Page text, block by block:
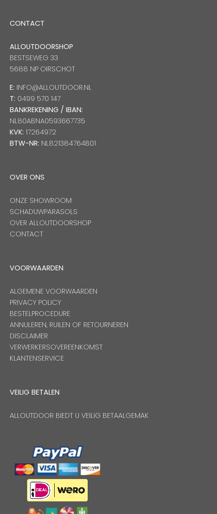
CONTACT
ALLOUTDOORSHOP
BESTSEWEG 33
5688 NP OIRSCHOT
E: INFO@ALLOUTDOOR.NL
T: 0499 570 147
BANKREKENING / IBAN:
NL80ABNA0593667735
KVK: 17264972
BTW-NR: NL821384764B01
OVER ONS
ONZE SHOWROOM
SCHADUWPARASOLS
OVER ALLOUTDOORSHOP
CONTACT
VOORWAARDEN
ALGEMENE VOORWAARDEN
PRIVACY POLICY
BESTELPROCEDURE
ANNULEREN, RUILEN OF RETOURNEREN
DISCLAIMER
VERWERKERSOVEREENKOMST
KLANTENSERVICE
VEILIG BETALEN
ALLOUTDOOR BIEDT U VEILIG BETAALGEMAK